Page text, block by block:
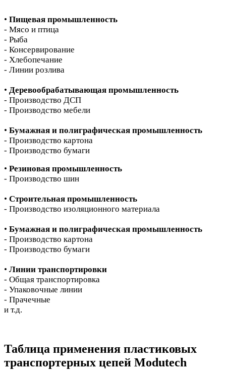
• Пищевая промышленность
- Мясо и птица
- Рыба
- Консервирование
- Хлебопечание
- Линии розлива
• Деревообрабатывающая промышленность
- Производство ДСП
- Производство мебели
• Бумажная и полиграфическая промышленность
- Производство картона
- Производство бумаги
• Резиновая промышленность
- Производство шин
• Строительная промышленность
- Производство изоляционного материала
• Бумажная и полиграфическая промышленность
- Производство картона
- Производство бумаги
• Линии транспортировки
- Общая транспортировка
- Упаковочные линии
- Прачечные
и т.д.
Таблица применения пластиковых
транспортерных цепей Modutech